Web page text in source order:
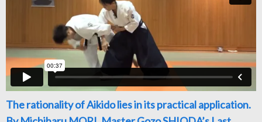
The rationality of Aikido lies in its practical application.